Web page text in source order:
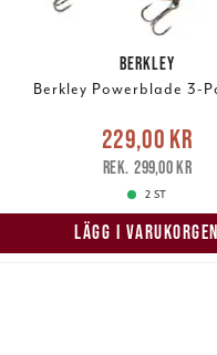
BERKLEY
Berkley Powerblade 3-
Nuvarande pris
Tidigare pris
229,00 kr
299,00 kr
2 ST
LÄGG I VARUKORGEN